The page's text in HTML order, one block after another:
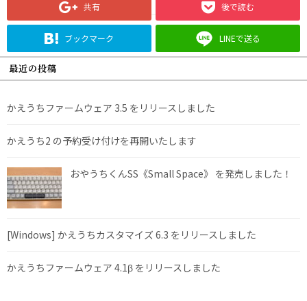
共有 後で読む
ブックマーク LINEで送る
最近の投稿
かえうちファームウェア 3.5 をリリースしました
かえうち2 の予約受け付けを再開いたします
おやうちくんSS《Small Space》 を発売しました！
[Windows] かえうちカスタマイズ 6.3 をリリースしました
かえうちファームウェア 4.1β をリリースしました